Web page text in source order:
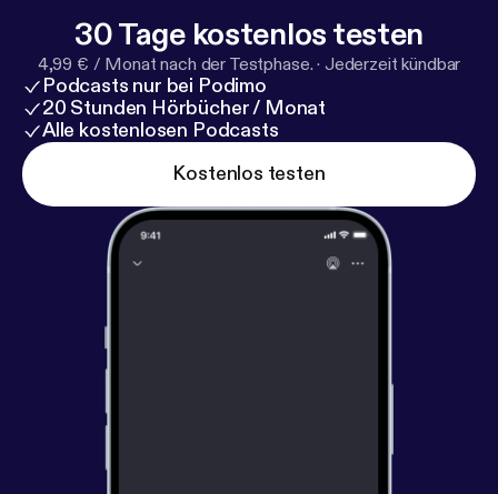
ekly.de/impressum/ [https://silicon-weekly.de/impre
ssum/ ]
30 Tage kostenlos testen
4,99 € / Monat nach der Testphase. · Jederzeit kündbar
Podcasts nur bei Podimo
20 Stunden Hörbücher / Monat
Alle kostenlosen Podcasts
Kostenlos testen